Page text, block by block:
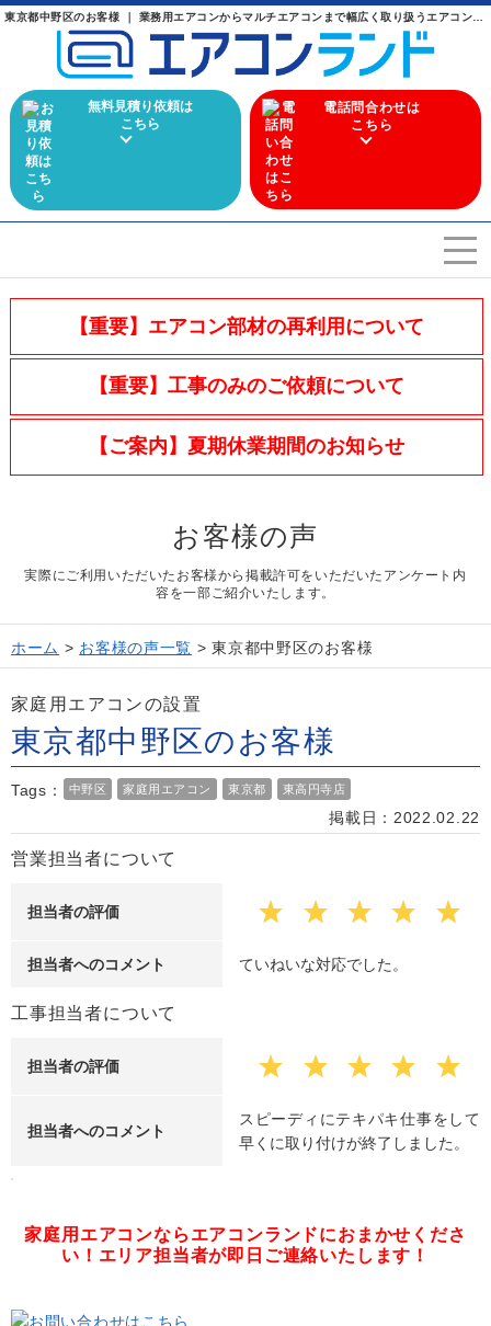
無料見積り依頼は
こちら
電話問合わせは
こちら
エアコンを選ぶ
Airconditioner search
店舗案内
Company
施工実績
Work
Question
お問い合わせ
Contact us
電話問い合わせはこちら
無料見積り依頼はこちら
【重要】エアコン部材の再利用について
【重要】工事のみのご依頼について
【ご案内】夏期休業期間のお知らせ
お客様の声
実際にご利用いただいたお客様から掲載許可をいただいたアンケート内
容を一部ご紹介いたします。
ホーム > お客様の声一覧 >東京都中野区のお客様
家庭用エアコンの設置
東京都中野区のお客様
Tags： 中野区 家庭用エアコン 東京都 東高円寺店
掲載日：2022.02.22
営業担当者について
担当者の評価
担当者へのコメント ていねいな対応でした。
工事担当者について
担当者の評価
担当者へのコメント
スピーディにテキパキ仕事をして
早くに取り付けが終了しました。
家庭用エアコンならエアコンランドにおまかせくださ
い！ エリア担当者が即日ご連絡いたします！